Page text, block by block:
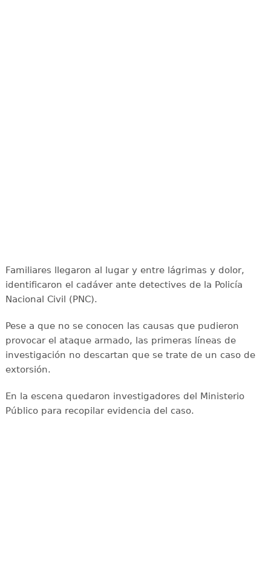
Familiares llegaron al lugar y entre lágrimas y dolor,
identificaron el cadáver ante detectives de la Policía
Nacional Civil (PNC).
Pese a que no se conocen las causas que pudieron
provocar el ataque armado, las primeras líneas de
investigación no descartan que se trate de un caso de
extorsión.
En la escena quedaron investigadores del Ministerio
Público para recopilar evidencia del caso.